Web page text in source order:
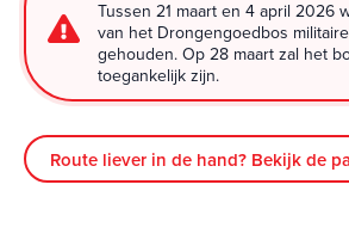
Tussen 21 maart en 4 april 2026
van het Drongengoedbos
gehouden. Op 28 maart zal het
toegankelijk zijn.
Route liever in de hand? Bekijk de